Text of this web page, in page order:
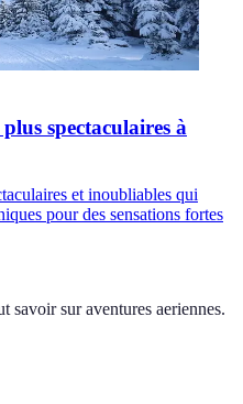
spectaculaires à
et inoubliables qui
pour des sensations fortes
savoir sur aventures aeriennes.